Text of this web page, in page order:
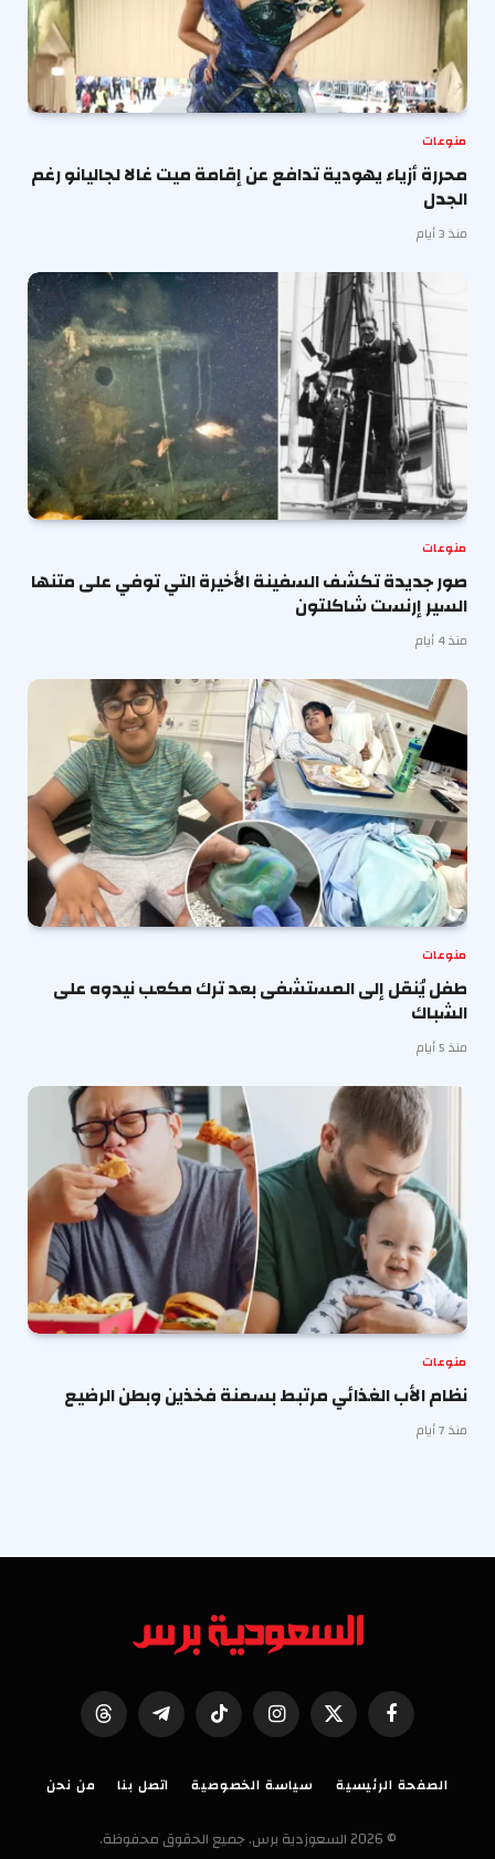
منوعات
محررة أزياء يهودية تدافع عن إقامة ميت غالا لجاليانو رغم
الجدل
منذ 3 أيام
منوعات
صور جديدة تكشف السفينة الأخيرة التي توفي على متنها
السير إرنست شاكلتون
منذ 4 أيام
منوعات
طفل يُنقل إلى المستشفى بعد ترك مكعب نيدوه على
الشباك
منذ 5 أيام
منوعات
نظام الأب الغذائي مرتبط بسمنة فخذين وبطن الرضيع
منذ 7 أيام
فيسبوكX
(Twitter)
الانستغرامتيكتوك تيلقرام Threads
الصفحة الرئيسية سياسة الخصوصية اتصل بنا من نحن
© 2026 السعوزدية برس. جميع الحقوق محفوظة.